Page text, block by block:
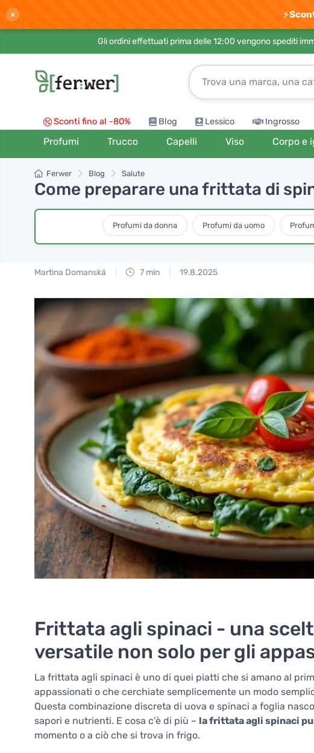
× ⚡
Gli ordini effettuati prima delle 12:00 vengono spediti
Sconti fino al -80% Blog Lessico Ingrosso
Profumi Trucco Capelli Viso Corpo e
Ferwer Blog Salute
Come preparare una frittata di
Profumi da donna Profumi da uomo
Martina Domanská 7 min 19.8.2025
Frittata agli spinaci - una
versatile non solo per gli
La frittata agli spinaci è uno di quei piatti che si amano al
appassionati o che cerchiate semplicemente un modo
Questa combinazione discreta di uova e spinaci a foglia
sapori e nutrienti. E cosa c'è di più – la frittata agli spinaci
momento o a ciò che si trova in frigo.